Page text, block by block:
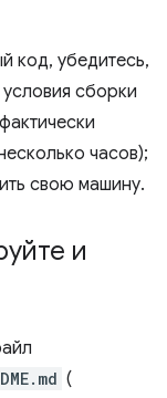
код, убедитесь,
сборки
часов);
свою машину.
и
(